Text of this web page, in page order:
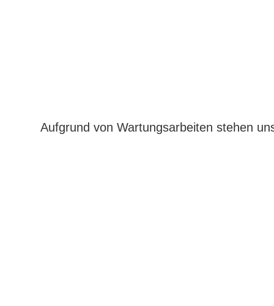
Aufgrund von Wartungsarbeiten stehen